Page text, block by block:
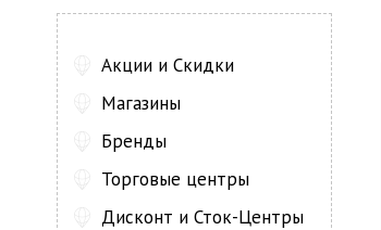
Акции и Скидки
Магазины
Бренды
Торговые центры
Дисконт и Сток-Центры